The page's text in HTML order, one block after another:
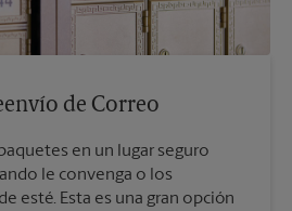
de Correo
en un lugar seguro
le convenga o los
esté. Esta es una gran opción